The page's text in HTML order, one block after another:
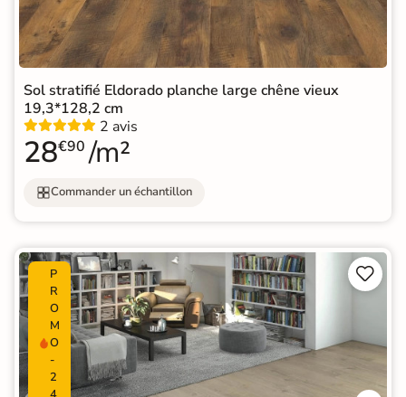
Sol stratifié Eldorado planche large chêne vieux
19,3*128,2 cm
2 avis
28€90 /m²
Commander un échantillon
P
R
O
M
O
-
2

